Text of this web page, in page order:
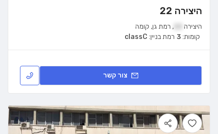
היצירה 22
היצירה , רמת גן, קומה
רמת בניין: classC קומות:3
צור קשר